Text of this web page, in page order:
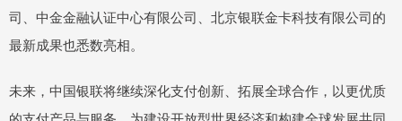
司、中金金融认证中心有限公司、北京银联金卡科技有限公司的
最新成果也悉数亮相。
未来，中国银联将继续深化支付创新、拓展全球合作，以更优质